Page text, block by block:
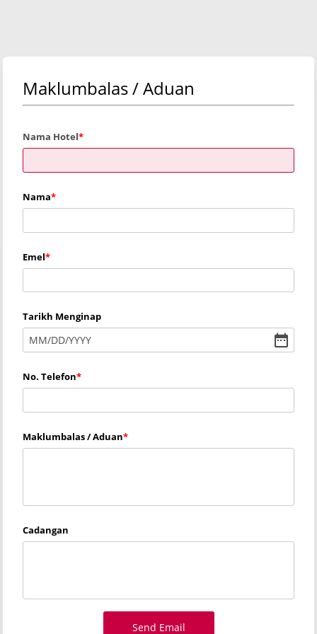
Maklumbalas / Aduan
Nama Hotel
Nama
Emel
Tarikh Menginap
MM/DD/YYYY
No. Telefon
Maklumbalas / Aduan
Cadangan
Send Email